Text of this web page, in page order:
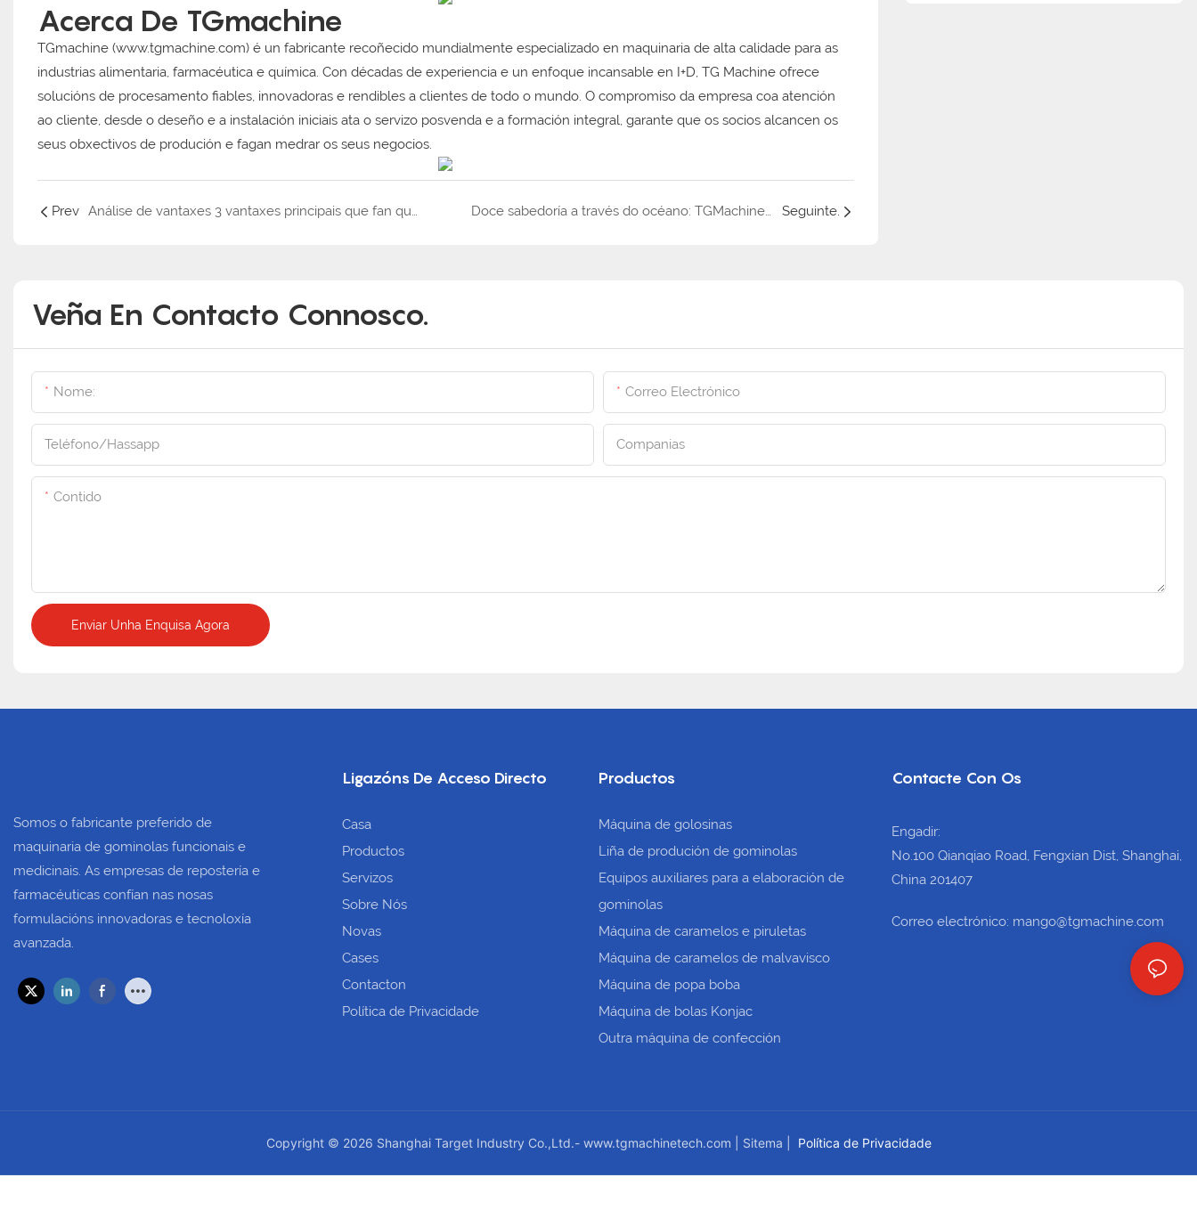
Acerca De TGmachine
TGmachine (www.tgmachine.com) é un fabricante recoñecido mundialmente especializado en maquinaria de alta calidade para as
industrias alimentaria, farmacéutica e química. Con décadas de experiencia e un enfoque incansable en I+D, TG Machine ofrece
solucións de procesamento fiables, innovadoras e rendibles a clientes de todo o mundo. O compromiso da empresa coa atención
ao cliente, desde o deseño e a instalación iniciais ata o servizo posvenda e a formación integral, garante que os socios alcancen os
seus obxectivos de produción e fagan medrar os seus negocios.
Prev Análise de vantaxes 3 vantaxes principais que fan que TGMachine destaque na selección de compras Doce sabedoría a través do océano: TGMachine entrega con éxito unha liña de produción de gominolas totalmente automatizada a un cliente estadounidense Seguinte.
Veña En Contacto Connosco.
Nome: Correo Electrónico
Teléfono/hassapp Companias
Contido
Enviar Unha Enquisa Agora
Somos o fabricante preferido de
maquinaria de gominolas funcionais e
medicinais. As empresas de repostería e
farmacéuticas confían nas nosas
formulacións innovadoras e tecnoloxía
avanzada.
Ligazóns De Acceso Directo
Casa
Productos
Servizos
Sobre Nós
Novas
Cases
Contacton
Política de Privacidade
Productos
Máquina de golosinas
Liña de produción de gominolas
Equipos auxiliares para a elaboración de
gominolas
Máquina de caramelos e piruletas
Máquina de caramelos de malvavisco
Máquina de popa boba
Máquina de bolas Konjac
Outra máquina de confección
Contacte Con Os
Engadir:
No.100 Qianqiao Road, Fengxian Dist, Shanghai,
China 201407
Correo electrónico: mango@tgmachine.com
Copyright © 2026 Shanghai Target Industry Co.,Ltd.- www.tgmachinetech.com Sitema Política de Privacidade